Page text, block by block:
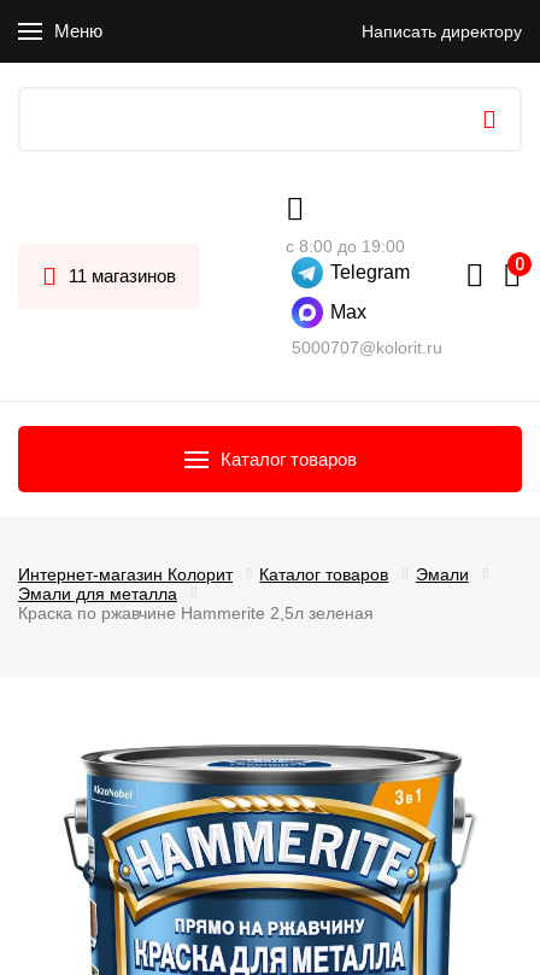
Меню Написать директору
11 магазинов
с 8:00 до 19:00
Telegram
Max
5000707@kolorit.ru
Каталог товаров
Интернет-магазин Колорит Каталог товаров
Эмали
Эмали для металла
Краска по ржавчине Hammerite 2,5л зеленая